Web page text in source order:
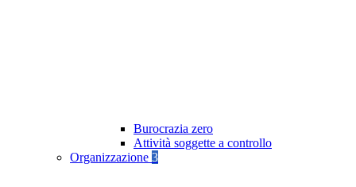
Burocrazia zero
Attività soggette a controllo
Organizzazione 3